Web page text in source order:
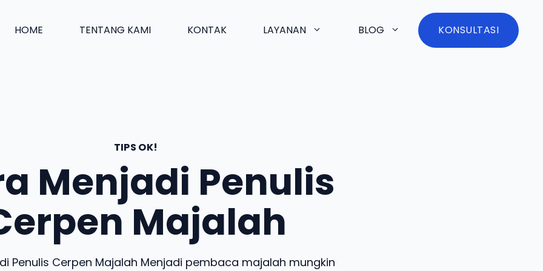
HOME TENTANG KAMI KONTAK LAYANAN BLOG KONSULTASI
TIPS OK!
Menjadi Penulis
Majalah
Penulis Cerpen Majalah Menjadi pembaca majalah mungkin